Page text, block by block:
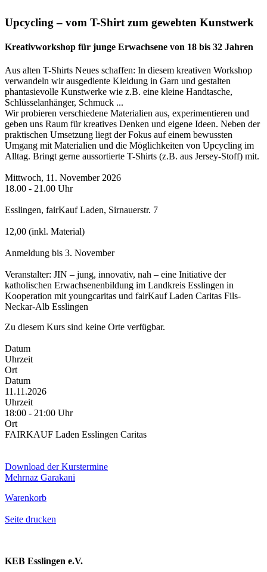
Upcycling – vom T-Shirt zum gewebten Kunstwerk
Kreativworkshop für junge Erwachsene von 18 bis 32 Jahren
Aus alten T-Shirts Neues schaffen: In diesem kreativen Workshop
verwandeln wir ausgediente Kleidung in Garn und gestalten
phantasievolle Kunstwerke wie z.B. eine kleine Handtasche,
Schlüsselanhänger, Schmuck ...
Wir probieren verschiedene Materialien aus, experimentieren und
geben uns Raum für kreatives Denken und eigene Ideen. Neben der
praktischen Umsetzung liegt der Fokus auf einem bewussten
Umgang mit Materialien und die Möglichkeiten von Upcycling im
Alltag. Bringt gerne aussortierte T-Shirts (z.B. aus Jersey-Stoff) mit.
Mittwoch, 11. November 2026
18.00 - 21.00 Uhr
Esslingen, fairKauf Laden, Sirnauerstr. 7
12,00 (inkl. Material)
Anmeldung bis 3. November
Veranstalter: JIN – jung, innovativ, nah – eine Initiative der
katholischen Erwachsenenbildung im Landkreis Esslingen in
Kooperation mit youngcaritas und fairKauf Laden Caritas Fils-
Neckar-Alb Esslingen
Zu diesem Kurs sind keine Orte verfügbar.
Datum
Uhrzeit
Ort
Datum
11.11.2026
Uhrzeit
18:00 - 21:00 Uhr
Ort
FAIRKAUF Laden Esslingen Caritas
Download der Kurstermine
Mehrnaz Garakani
Warenkorb
Seite drucken
KEB Esslingen e.V.